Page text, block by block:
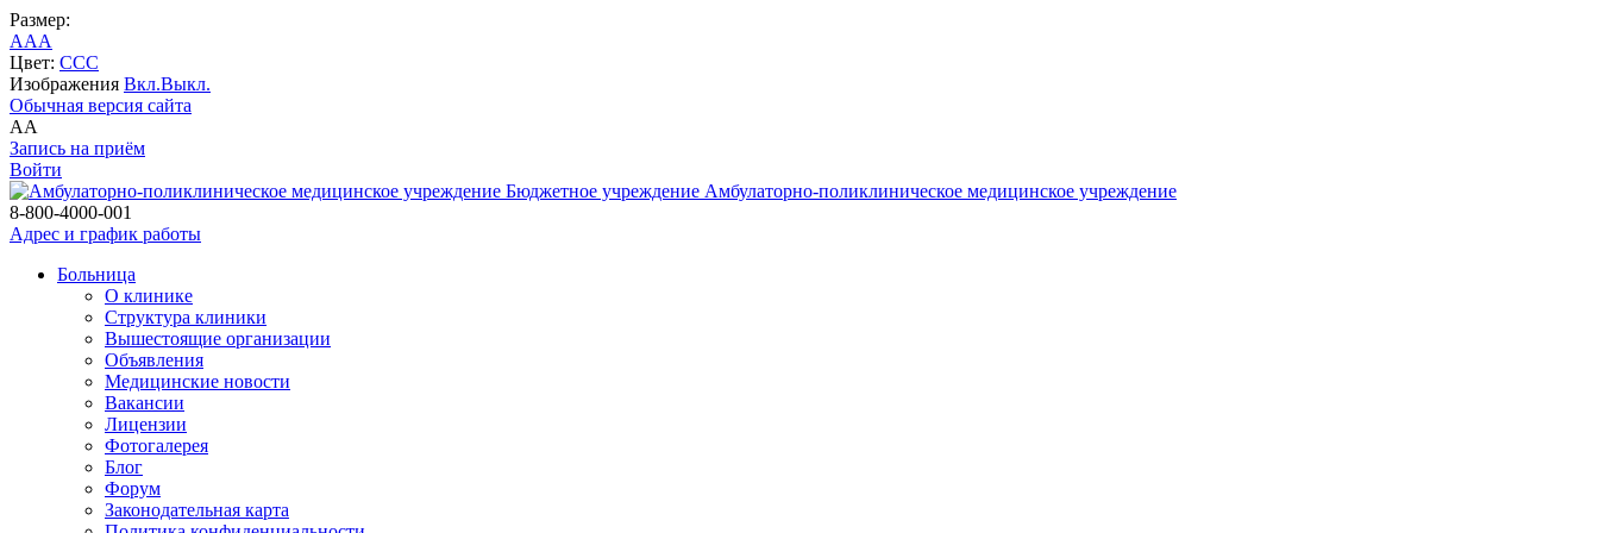
Размер:
AAA
Цвет: CCC
Изображения Вкл.Выкл.
Обычная версия сайта
AA
Запись на приём
Войти
Бюджетное учреждение Амбулаторно-поликлиническое медицинское учреждение
8-800-4000-001
Адрес и график работы
Больница
О клинике
Структура клиники
Вышестоящие организации
Объявления
Медицинские новости
Вакансии
Лицензии
Фотогалерея
Блог
Форум
Законодательная карта